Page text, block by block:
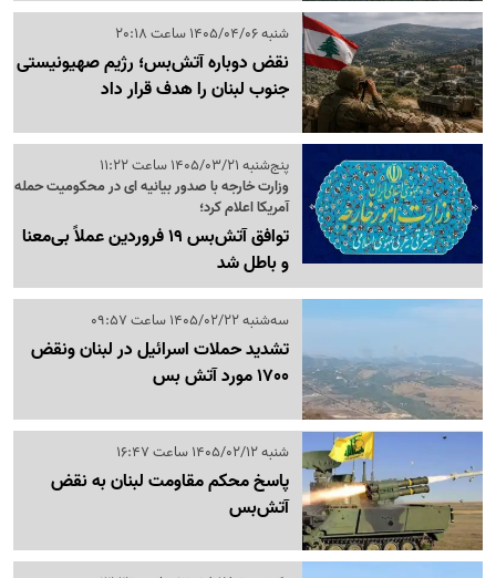
شنبه 1405/04/06 ساعت 20:18
نقض دوباره آتش‌بس؛ رژیم صهیونیستی
جنوب لبنان را هدف قرار داد
پنج‌شنبه 1405/03/21 ساعت 11:22
وزارت خارجه با صدور بیانیه ای در محکومیت حمله
آمریکا اعلام کرد؛
توافق آتش‌بس 19 فروردین عملاً بی‌معنا
و باطل شد
سه‌شنبه 1405/02/22 ساعت 09:57
تشدید حملات اسرائیل در لبنان ونقض
1700 مورد آتش بس
شنبه 1405/02/12 ساعت 16:47
پاسخ محکم مقاومت لبنان به نقض
آتش‌بس